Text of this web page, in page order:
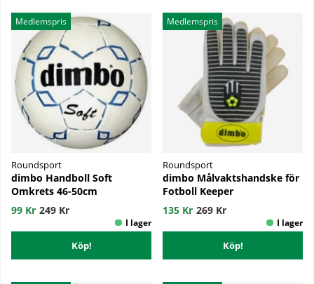
Medlemspris
Roundsport
dimbo Handboll Soft
Omkrets 46-50cm
99 Kr 249 Kr
Köp!
Medlemspris
Roundsport
dimbo Målvaktshandske för
Fotboll Keeper
135 Kr 269 Kr
Köp!